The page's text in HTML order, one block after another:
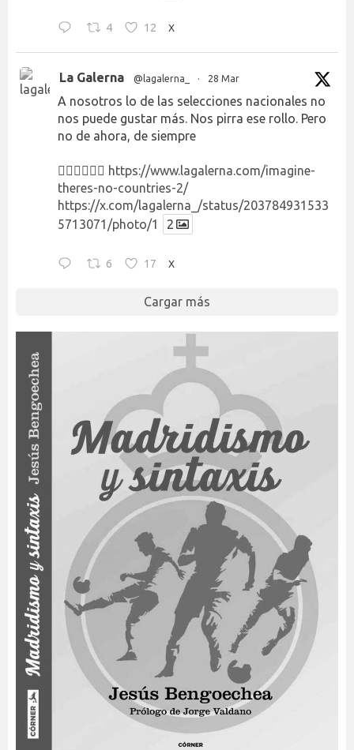
4 12 X
La Galerna @lagalerna_ · 28 Mar
A nosotros lo de las selecciones nacionales no
nos puede gustar más. Nos pirra ese rollo. Pero
no de ahora, de siempre
👉🏻👉🏻👉🏻 https://www.lagalerna.com/imagine-
theres-no-countries-2/
https://x.com/lagalerna_/status/203784931533
5713071/photo/1
2
6 17 X
Cargar más